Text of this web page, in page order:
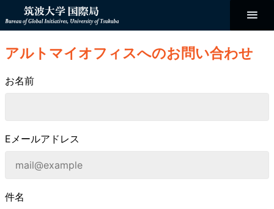
テ
ン
へ
プ
Bureau of
Global
アルトマイオフィスへのお問い合わせ
お名前
Eメールアドレス
件名